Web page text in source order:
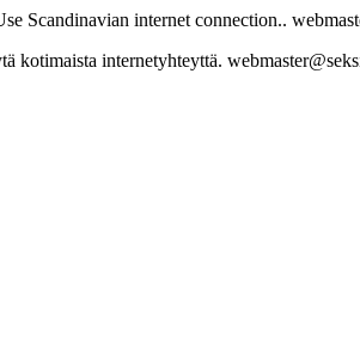
Scandinavian internet connection..
kotimaista internetyhteyttä.